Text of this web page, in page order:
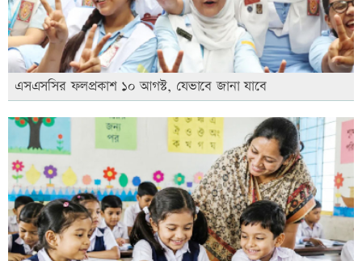
এসএসসির ফলপ্রকাশ ১০ আগস্ট, যেভাবে জানা যাবে